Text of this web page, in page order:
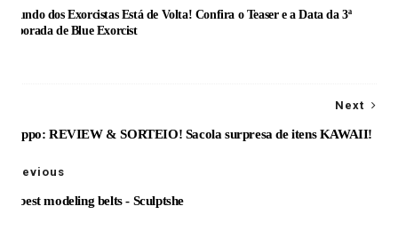
Mundo dos Exorcistas Está de Volta! Confira o Teaser e a Data da 3ª
de Blue Exorcist
Next
Blippo: REVIEW & SORTEIO! Sacola surpresa de itens KAWAII!
Previous
best modeling belts - Sculptshe